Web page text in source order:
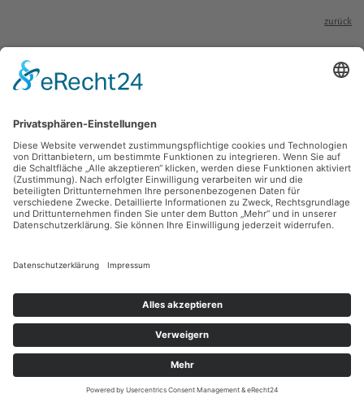
zurück
Sie haben Fragen?
Bitte schreiben Sie ansammlung@kunsthuette.de
Kontakt
Newsletter
Datenschutz
Impressum
Facebook
Instagram
Youtube